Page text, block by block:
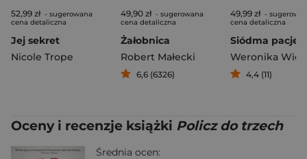
52,99 zł - sugerowana
cena detaliczna
Jej sekret
Nicole Trope
49,90 zł - sugerowana
cena detaliczna
Żałobnica
Robert Małecki
6,6 (6326)
49,99 zł -
cena detaliczna
Siódma
4,4 (11)
Oceny i recenzje książki Policz do trzech
Średnia ocen: